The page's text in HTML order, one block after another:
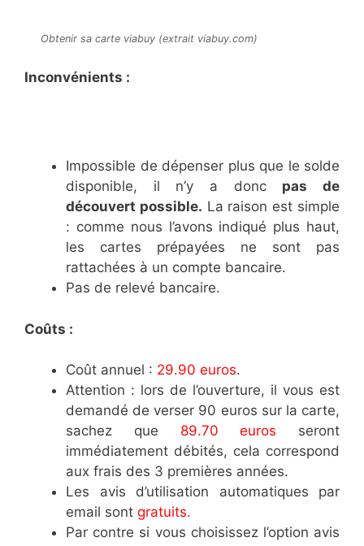
Obtenir sa carte viabuy (extrait viabuy.com)
Inconvénients :
Impossible de dépenser plus que le solde
disponible, il n’y a donc pas de
découvert possible. La raison est simple
: comme nous l’avons indiqué plus haut,
les cartes prépayées ne sont pas
rattachées à un compte bancaire.
Pas de relevé bancaire.
Coûts :
Coût annuel : 29.90 euros.
Attention : lors de l’ouverture, il vous est
demandé de verser 90 euros sur la carte,
sachez que 89.70 euros seront
immédiatement débités, cela correspond
aux frais des 3 premières années.
Les avis d’utilisation automatiques par
email sont gratuits.
Par contre si vous choisissez l’option avis